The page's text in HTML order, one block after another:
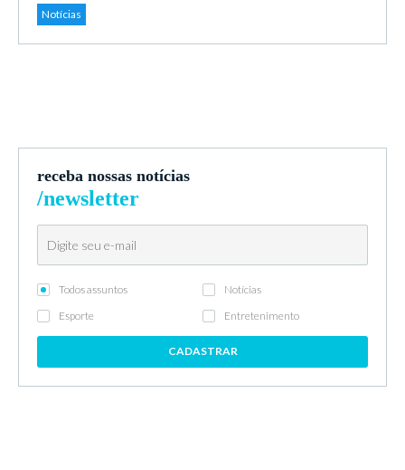
Notícias
receba nossas notícias
/newsletter
Todos assuntos
Notícias
Esporte
Entretenimento
CADASTRAR